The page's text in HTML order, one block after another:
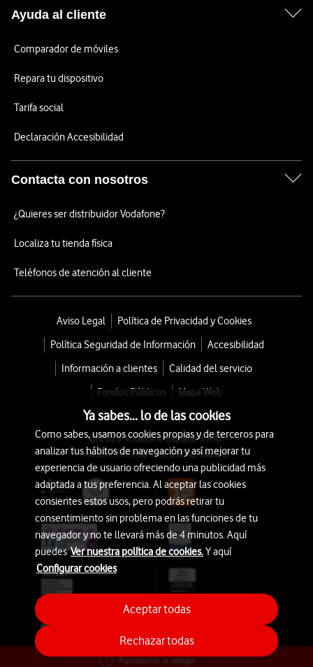
Ayúdame a elegir
Ayuda al cliente
Comparador de móviles
Repara tu dispositivo
Tarifa social
Declaración Accesibilidad
Contacta con nosotros
¿Quieres ser distribuidor Vodafone?
Localiza tu tienda física
Teléfonos de atención al cliente
Aviso Legal
Política de Privacidad y Cookies
Política Seguridad de Información
Accesibilidad
Información a clientes
Calidad del servicio
Fondos Públicos
Mapa Web
© 2026 Vodafone España S.A.U.
Avda. América 115, 28042 Madrid
Ya sabes... lo de las cookies
Como sabes, usamos cookies propias y de terceros para
analizar tus hábitos de navegación y así mejorar tu
experiencia de usuario ofreciendo una publicidad más
adaptada a tus preferencia. Al aceptar las cookies
consientes estos usos, pero podrás retirar tu
consentimiento sin problema en las funciones de tu
navegador y no te llevará más de 4 minutos. Aquí
puedesVer nuestra política de cookies.Y aquí
Configurar cookies
Rechazar todas
Aceptar todas